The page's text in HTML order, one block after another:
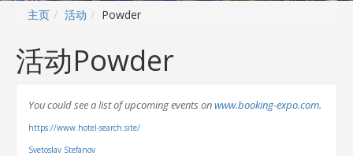
主页 活动 Powder
活动Powder
You could see a list of upcoming events onwww.booking-expo.com.
https://www.hotel-search.site/
Svetoslav Stefanov